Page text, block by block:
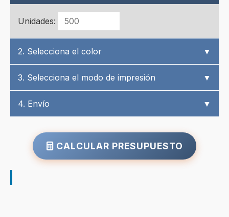
Unidades:
2. Selecciona el color ▼
3. Selecciona el modo de impresión ▼
4. Envío ▼
CALCULAR PRESUPUESTO